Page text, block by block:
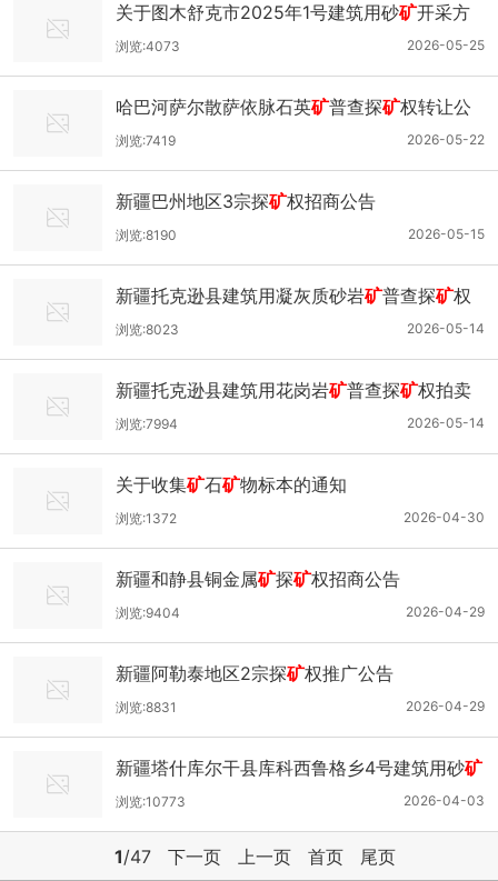
关于图木舒克市2025年1号建筑用砂矿开采方
案和矿区生态修复方案审查结果公示 2026-05-25
浏览:4073
哈巴河萨尔散萨依脉石英矿普查探矿权转让公
告
2026-05-22
浏览:7419
新疆巴州地区3宗探矿权招商公告
2026-05-15
浏览:8190
新疆托克逊县建筑用凝灰质砂岩矿普查探矿权
拍卖转让公告
2026-05-14
浏览:8023
新疆托克逊县建筑用花岗岩矿普查探矿权拍卖
转让公告
2026-05-14
浏览:7994
关于收集矿石矿物标本的通知
2026-04-30
浏览:1372
新疆和静县铜金属矿探矿权招商公告
2026-04-29
浏览:9404
新疆阿勒泰地区2宗探矿权推广公告
2026-04-29
浏览:8831
新疆塔什库尔干县库科西鲁格乡4号建筑用砂矿
采矿权出让收益评估报告书通过论证的公示
2026-04-03
浏览:10773
1/47 下一页 上一页 首页 尾页